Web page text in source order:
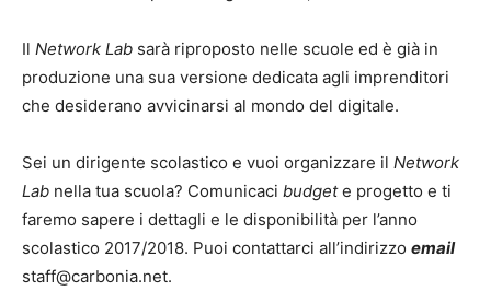
Il Network Lab sarà riproposto nelle scuole ed è già in
produzione una sua versione dedicata agli imprenditori
che desiderano avvicinarsi al mondo del digitale.
Sei un dirigente scolastico e vuoi organizzare il Network
Lab nella tua scuola? Comunicaci budgete progetto e ti
faremo sapere i dettagli e le disponibilità per l’anno
scolastico 2017/2018. Puoi contattarci all’indirizzo email
staff@carbonia.net.